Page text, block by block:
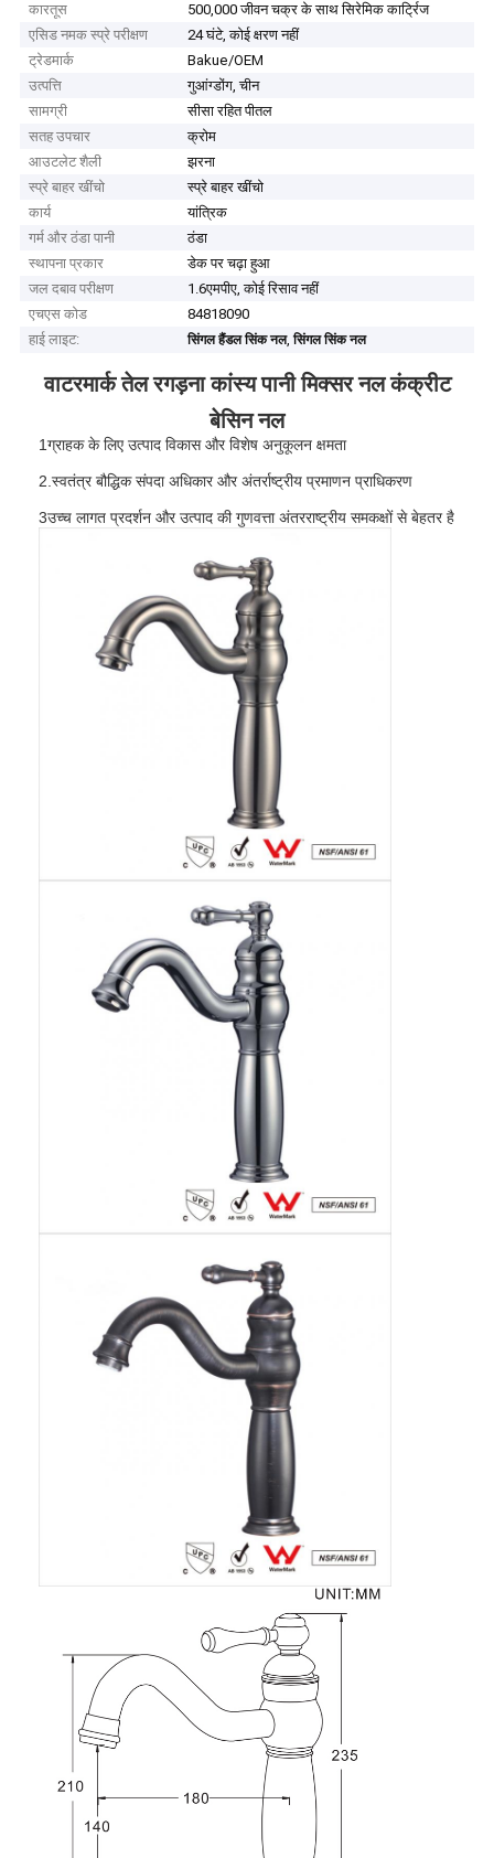
मोर्टिज़ दरवाज़ा बंद
स्टेनलेस स्टील दरवाजा ताला
प्रवेश द्वार हैंडलसेट
कारतूस
500,000 जीवन चक्र के साथ सिरेमिक कार्ट्रिज
एसिड नमक स्प्रे परीक्षण
24 घंटे, कोई क्षरण नहीं
ट्रेडमार्क
Bakue/OEM
उत्पत्ति
गुआंग्डोंग, चीन
सामग्री
सीसा रहित पीतल
सतह उपचार
क्रोम
आउटलेट शैली
झरना
स्प्रे बाहर खींचो
स्प्रे बाहर खींचो
कार्य
यांत्रिक
गर्म और ठंडा पानी
ठंडा
स्थापना प्रकार
डेक पर चढ़ा हुआ
जल दबाव परीक्षण
1.6एमपीए, कोई रिसाव नहीं
एचएस कोड
84818090
हाई लाइट:
सिंगल हैंडल सिंक नल,सिंगल सिंक नल
वाटरमार्क तेल रगड़ना कांस्य पानी मिक्सर नल कंक्रीट
बेसिन नल
1ग्राहक के लिए उत्पाद विकास और विशेष अनुकूलन क्षमता
2.स्वतंत्र बौद्धिक संपदा अधिकार और अंतर्राष्ट्रीय प्रमाणन प्राधिकरण
3उच्च लागत प्रदर्शन और उत्पाद की गुणवत्ता अंतरराष्ट्रीय समकक्षों से बेहतर है